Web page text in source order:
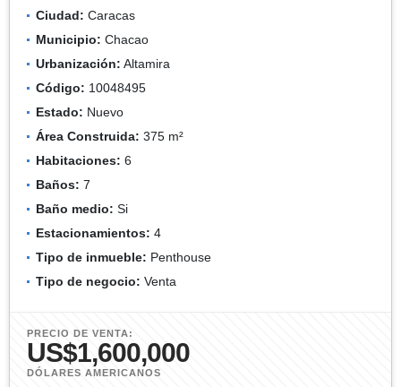
Ciudad: Caracas
Municipio: Chacao
Urbanización: Altamira
Código: 10048495
Estado: Nuevo
Área Construida: 375 m²
Habitaciones: 6
Baños: 7
Baño medio: Si
Estacionamientos: 4
Tipo de inmueble: Penthouse
Tipo de negocio: Venta
PRECIO DE VENTA:
US$1,600,000
DÓLARES AMERICANOS